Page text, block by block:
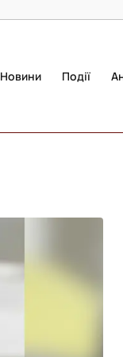
Новини Події